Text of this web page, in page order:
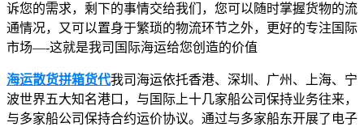
诉您的需求，剩下的事情交给我们，您可以随时掌握货物的流
通情况，又可以置身于繁琐的物流环节之外，更好的专注国际
市场—-这就是我司国际海运给您创造的价值
海运散货拼箱货代我司海运依托香港、深圳、广州、上海、宁
波世界五大知名港口，与国际上十几家船公司保持业务往来，
与多家船公司保持合约运价协议。通过与多家船东开展了电子